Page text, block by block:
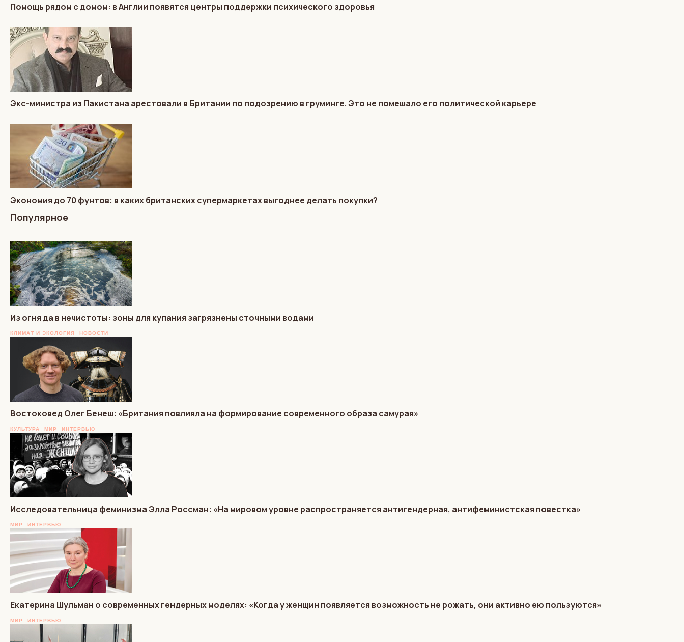
Помощь рядом с домом: в Англии появятся центры поддержки психического здоровья
Экс-министра из Пакистана арестовали в Британии по подозрению в груминге. Это не помешало его политической карьере
Экономия до 70 фунтов: в каких британских супермаркетах выгоднее делать покупки?
Популярное
Из огня да в нечистоты: зоны для купания загрязнены сточными водами
КЛИМАТ И ЭКОЛОГИЯ НОВОСТИ
Востоковед Олег Бенеш: «Британия повлияла на формирование современного образа самурая»
КУЛЬТУРА МИР ИНТЕРВЬЮ
Исследовательница феминизма Элла Россман: «На мировом уровне распространяется антигендерная, антифеминистская повестка»
МИР ИНТЕРВЬЮ
Екатерина Шульман о современных гендерных моделях: «Когда у женщин появляется возможность не рожать, они активно ею пользуются»
МИР ИНТЕРВЬЮ